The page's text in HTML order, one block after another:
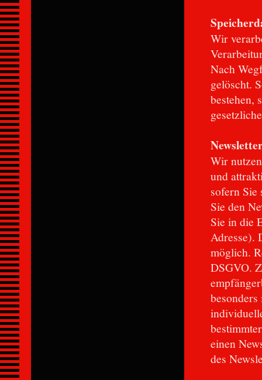
Wir
Nach
gelöscht.
bestehen,
Wir
und
sofern Sie
Sie den
Sie in die
Adresse).
möglich.
DSGVO.
einen
des